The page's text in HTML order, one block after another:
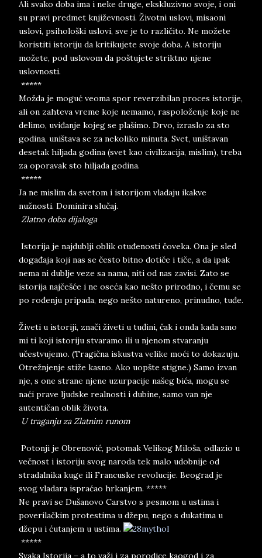
Ali svako doba ima i neke druge, ekskluzivno svoje, i oni
su pravi predmet književnosti. Životni uslovi, misaoni
uslovi, psihološki uslovi, sve je to različito. Ne možete
koristiti istoriju da kritikujete svoje doba. A istoriju
možete, pod uslovom da poštujete striktno njene
uslovnosti.
*****
Možda je moguć veoma spor reverzibilan proces istorije,
ali on zahteva vreme koje nemamo, raspoloženje koje ne
delimo, uviđanje kojeg se plašimo. Drvo, izraslo za sto
godina, uništava se za nekoliko minuta. Svet, uništavan
desetak hiljada godina (svet kao civilizacija, mislim), treba
za oporavak sto hiljada godina.
*****
Ja ne mislim da svetom i istorijom vladaju ikakve
nužnosti. Dominira slučaj.
Zlatno doba dijaloga
Istorija je najdublji oblik otuđenosti čoveka. Ona je sled
događaja koji nas se često bitno dotiče i tiče, a da ipak
nema ni dublje veze sa nama, niti od nas zavisi. Zato se
istorija najčešće i ne oseća kao nešto prirodno, i čemu se
po rođenju pripada, nego nešto natureno, prinudno, tuđe.
Živeti u istoriji, znači živeti u tuđini, čak i onda kada smo
mi ti koji istoriju stvaramo ili u njenom stvaranju
učestvujemo. (Tragična iskustva velike moći to dokazuju.
Otrežnjenje stiže kasno. Ako uopšte stigne.) Samo izvan
nje, s one strane njene uzurpacije našeg bića, mogu se
naći prave ljudske realnosti i dubine, samo van nje
autentičan oblik života.
U traganju za Zlatnim runom
Potonji je Obrenović, potomak Velikog Miloša, odlazio u
večnost i istoriju svog naroda tek malo udobnije od
stradalnika kuge ili Francuske revolucije. Beograd je
svog vladara ispraćao hrkanjem. *****
Ne pravi se Dušanovo Carstvo s pesmom u ustima i
poverilačkim protestima u džepu, nego s dukatima u
džepu i ćutanjem u ustima.
*****
Svaka Istorija – a to važi i za porodice kaogod i za